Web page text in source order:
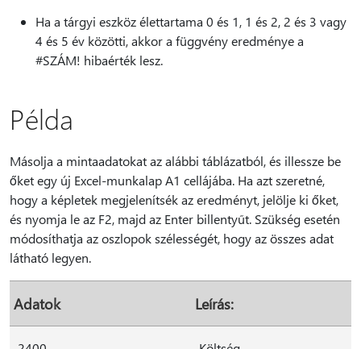
Ha a tárgyi eszköz élettartama 0 és 1, 1 és 2, 2 és 3 vagy
4 és 5 év közötti, akkor a függvény eredménye a
#SZÁM! hibaérték lesz.
Példa
Másolja a mintaadatokat az alábbi táblázatból, és illessze be
őket egy új Excel-munkalap A1 cellájába. Ha azt szeretné,
hogy a képletek megjelenítsék az eredményt, jelölje ki őket,
és nyomja le az F2, majd az Enter billentyűt. Szükség esetén
módosíthatja az oszlopok szélességét, hogy az összes adat
látható legyen.
Adatok Leírás: